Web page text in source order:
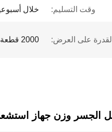
وقت التسليم: خلال
القدرة على العرض: 2000 قطعة / قطعة شهريا